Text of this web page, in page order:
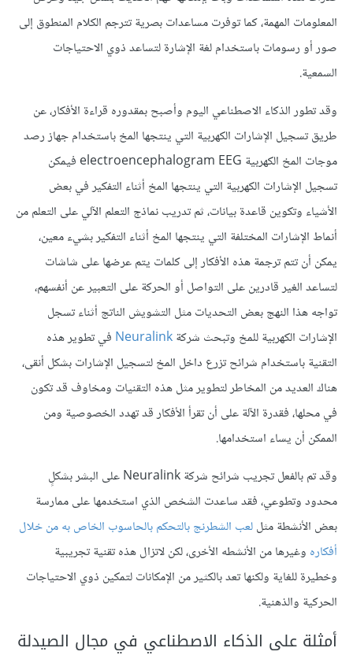
المعلومات المهمة، كما توفرت مساعدات بصرية تترجم الكلام المنطوق إلى
صور أو رسومات باستخدام لغة الإشارة لتساعد ذوي الاحتياجات
السمعية.
وقد تطور الذكاء الاصطناعي اليوم وأصبح بمقدوره قراءة الأفكار، عن
طريق تسجيل الإشارات الكهربية التي ينتجها المخ باستخدام جهاز رصد
موجات المخ الكهربية electroencephalogram EEG فيمكن
تسجيل الإشارات الكهربية التي ينتجها المخ أثناء التفكير في بعض
الأشياء وتكوين قاعدة بيانات، ثم تدريب نماذج التعلم الآلي على التعلم من
أنماط الإشارات المختلفة التي ينتجها المخ أثناء التفكير بشيء معين،
يمكن أن تتم ترجمة هذه الأفكار إلى كلمات يتم عرضها على شاشات
لتساعد الغير قادرين على التواصل أو الحركة على التعبير عن أنفسهم،
تواجه هذا النهج بعض التحديات مثل التشويش الناتج أثناء تسجل
الإشارات الكهربية للمخ وتبحث شركةNeuralink في تطوير هذه
التقنية باستخدام شرائح تزرع داخل المخ لتسجيل الإشارات بشكل أنقى،
هناك العديد من المخاطر لتطوير مثل هذه التقنيات ومخاوف قد تكون
في محلها، فقدرة الآلة على أن تقرأ الأفكار قد تهدد الخصوصية ومن
الممكن أن يساء استخدامها.
وقد تم بالفعل تجريب شرائح شركة Neuralink على البشر بشكلٍ
محدود وتطوعي، فقد ساعدت الشخص الذي استخدمها على ممارسة
بعض الأنشطة مثللعب الشطرنج بالتحكم بالحاسوب الخاص به من خلال
أفكاره وغيرها من الأنشطه الأخرى، لكن لاتزال هذه تقنية تجريبية
وخطيرة للغاية ولكنها تعد بالكثير من الإمكانات لتمكين ذوي الاحتياجات
الحركية والذهنية.
أمثلة على الذكاء الاصطناعي في مجال الصيدلة